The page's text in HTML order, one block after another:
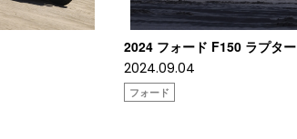
2024 フォード F150 ラプター
2024.09.04
フォード